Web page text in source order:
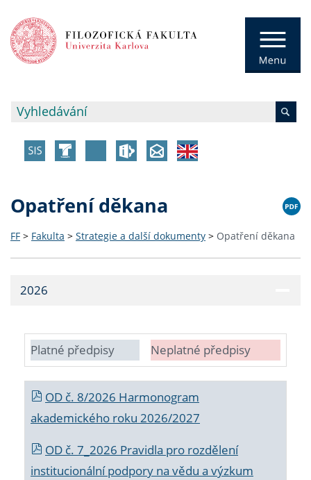
Opatření děkana
FF > Fakulta > Strategie a další dokumenty > Opatření děkana
2026
Platné předpisy Neplatné předpisy
OD č. 8/2026 Harmonogram
akademického roku 2026/2027
OD č. 7_2026 Pravidla pro rozdělení
institucionální podpory na vědu a výzkum